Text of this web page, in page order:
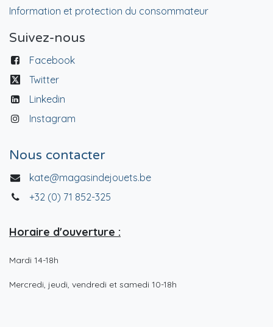
Information et protection du consommateur
Suivez-nous
Facebook
Twitter
Linkedin
Instagram
Nous contacter
kate@magasindejouets.be
+32 (0) 71 852-325
Horaire d'ouverture :
Mardi 14-18h
Mercredi, jeudi, vendredi et samedi 10-18h